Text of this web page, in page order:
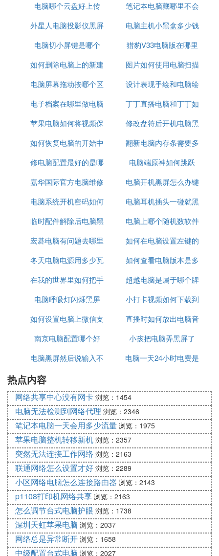
脑上关掉
电脑哪个云盘好上传
笔记本电脑藏哪里不会
被偷
外星人电脑投影仪黑屏
电脑主机小黑盒多少钱
电脑切小屏键是哪个
猎豹V33电脑版在哪里
如何删除电脑上的新建
文档
图片如何使用电脑扫描
电脑屏幕拖动按哪个区
域
设计表现手绘和电脑绘
图哪个重要
电子档案在哪里做电脑
丁丁直播电脑和丁丁如
何同频
苹果电脑如何将视频保
密
修改盘符后开机电脑黑
屏
如何恢复电脑的开始中
的搜索
翻新电脑内存条需要多
少钱
修电脑配置最好的是哪
个品牌
电脑端原神如何跳跃
嘉华国际官方电脑维修
需要多少钱
电脑开机黑屏怎么办键
盘鼠标都亮
电脑系统开机密码如何
取消
电脑耳机插头一碰就黑
屏
临时配件解除后电脑黑
屏
电脑上哪个随机数软件
最好
宏碁电脑有问题去哪里
维修
如何在电脑设置左键的
点击速度
冬天电脑电源用多少瓦
如何查看电脑版本是多
少
在我的世界里如何把手
机变成电脑
超越电脑是属于哪个牌
子
电脑呼吸灯闪烁黑屏
小打卡视频如何下载到
电脑上
如何设置电脑上微信支
付
直播时如何放出电脑音
频
南京电脑配置哪个好
小孩把电脑弄黑屏了
电脑黑屏然后说输入不
电脑一天24小时电费是
热点内容
网络共享中心没有网卡 浏览：1454
电脑无法检测到网络代理 浏览：2346
笔记本电脑一天会用多少流量 浏览：1975
苹果电脑整机转移新机 浏览：2357
突然无法连接工作网络 浏览：2163
联通网络怎么设置才好 浏览：2289
小区网络电脑怎么连接路由器 浏览：2143
p1108打印机网络共享 浏览：2163
怎么调节台式电脑护眼 浏览：1738
深圳天虹苹果电脑 浏览：2037
网络总是异常断开 浏览：1658
中级配置台式电脑 浏览：2027